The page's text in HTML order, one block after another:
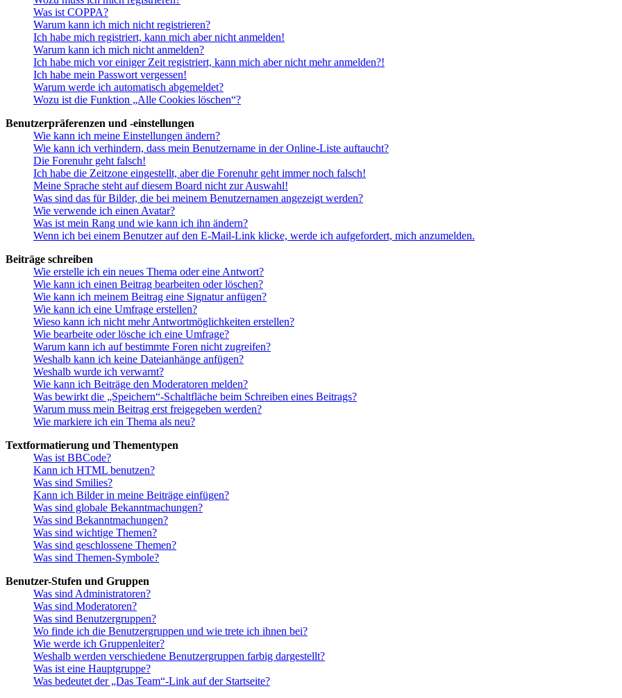
Was ist COPPA?
Warum kann ich mich nicht registrieren?
Ich habe mich registriert, kann mich aber nicht anmelden!
Warum kann ich mich nicht anmelden?
Ich habe mich vor einiger Zeit registriert, kann mich aber nicht mehr anmelden?!
Ich habe mein Passwort vergessen!
Warum werde ich automatisch abgemeldet?
Wozu ist die Funktion „Alle Cookies löschen“?
Benutzerpräferenzen und -einstellungen
Wie kann ich meine Einstellungen ändern?
Wie kann ich verhindern, dass mein Benutzername in der Online-Liste auftaucht?
Die Forenuhr geht falsch!
Ich habe die Zeitzone eingestellt, aber die Forenuhr geht immer noch falsch!
Meine Sprache steht auf diesem Board nicht zur Auswahl!
Was sind das für Bilder, die bei meinem Benutzernamen angezeigt werden?
Wie verwende ich einen Avatar?
Was ist mein Rang und wie kann ich ihn ändern?
Wenn ich bei einem Benutzer auf den E-Mail-Link klicke, werde ich aufgefordert, mich anzumelden.
Beiträge schreiben
Wie erstelle ich ein neues Thema oder eine Antwort?
Wie kann ich einen Beitrag bearbeiten oder löschen?
Wie kann ich meinem Beitrag eine Signatur anfügen?
Wie kann ich eine Umfrage erstellen?
Wieso kann ich nicht mehr Antwortmöglichkeiten erstellen?
Wie bearbeite oder lösche ich eine Umfrage?
Warum kann ich auf bestimmte Foren nicht zugreifen?
Weshalb kann ich keine Dateianhänge anfügen?
Weshalb wurde ich verwarnt?
Wie kann ich Beiträge den Moderatoren melden?
Was bewirkt die „Speichern“-Schaltfläche beim Schreiben eines Beitrags?
Warum muss mein Beitrag erst freigegeben werden?
Wie markiere ich ein Thema als neu?
Textformatierung und Thementypen
Was ist BBCode?
Kann ich HTML benutzen?
Was sind Smilies?
Kann ich Bilder in meine Beiträge einfügen?
Was sind globale Bekanntmachungen?
Was sind Bekanntmachungen?
Was sind wichtige Themen?
Was sind geschlossene Themen?
Was sind Themen-Symbole?
Benutzer-Stufen und Gruppen
Was sind Administratoren?
Was sind Moderatoren?
Was sind Benutzergruppen?
Wo finde ich die Benutzergruppen und wie trete ich ihnen bei?
Wie werde ich Gruppenleiter?
Weshalb werden verschiedene Benutzergruppen farbig dargestellt?
Was ist eine Hauptgruppe?
Was bedeutet der „Das Team“-Link auf der Startseite?